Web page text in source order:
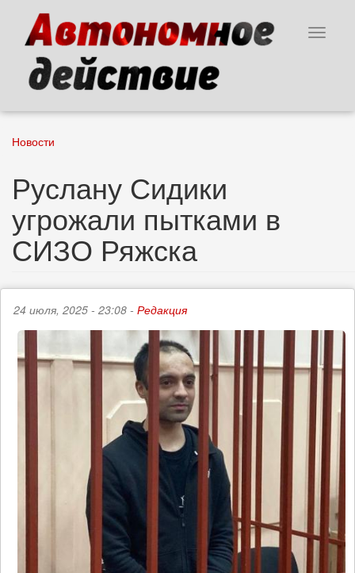
основному
содержанию
Toggle
Новости
Руслану Сидики
угрожали пытками в
СИЗО Ряжска
24 июля, 2025 - 23:08 - Редакция